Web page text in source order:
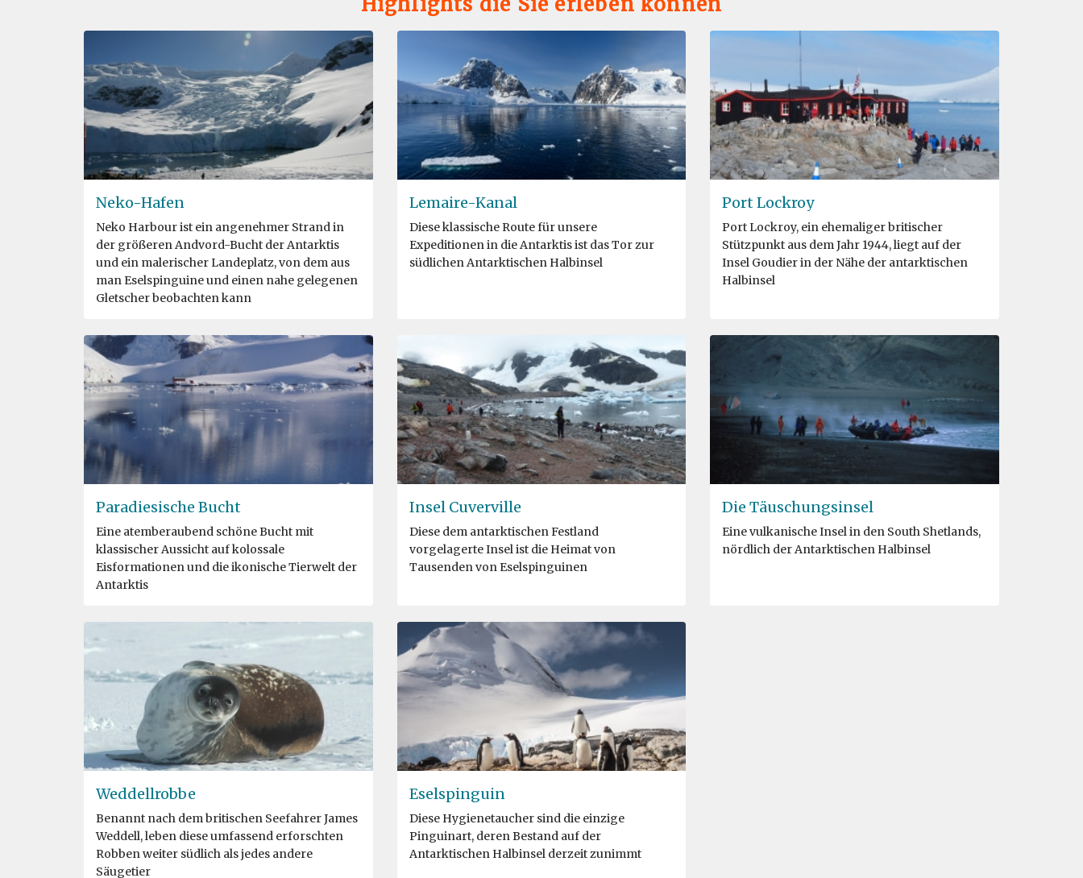
Neko-Hafen
Neko Harbour ist ein angenehmer Strand in
der größeren Andvord-Bucht der Antarktis
und ein malerischer Landeplatz, von dem aus
man Eselspinguine und einen nahe gelegenen
Gletscher beobachten kann
Lemaire-Kanal
Diese klassische Route für unsere
Expeditionen in die Antarktis ist das Tor zur
südlichen Antarktischen Halbinsel
Port Lockroy
Port Lockroy, ein ehemaliger britischer
Stützpunkt aus dem Jahr 1944, liegt auf der
Insel Goudier in der Nähe der antarktischen
Halbinsel
Paradiesische Bucht
Eine atemberaubend schöne Bucht mit
klassischer Aussicht auf kolossale
Eisformationen und die ikonische Tierwelt der
Antarktis
Insel Cuverville
Diese dem antarktischen Festland
vorgelagerte Insel ist die Heimat von
Tausenden von Eselspinguinen
Die Täuschungsinsel
Eine vulkanische Insel in den South Shetlands,
nördlich der Antarktischen Halbinsel
Weddellrobbe
Benannt nach dem britischen Seefahrer James
Weddell, leben diese umfassend erforschten
Robben weiter südlich als jedes andere
Säugetier
Eselspinguin
Diese Hygienetaucher sind die einzige
Pinguinart, deren Bestand auf der
Antarktischen Halbinsel derzeit zunimmt